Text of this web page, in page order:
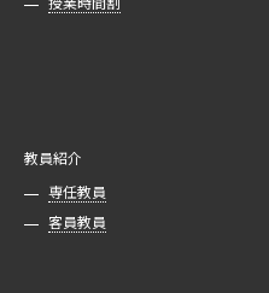
教員紹介
専任教員
客員教員